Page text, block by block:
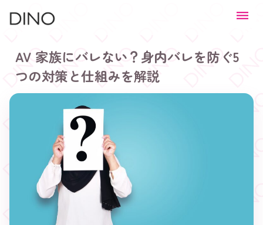
AV 家族にバレない？身内バレを防ぐ5
つの対策と仕組みを解説